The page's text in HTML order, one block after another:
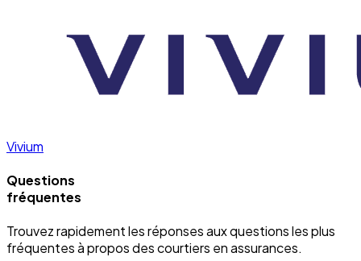
Vivium
Questions
fréquentes
Trouvez rapidement les réponses aux questions les plus
fréquentes à propos des courtiers en assurances.